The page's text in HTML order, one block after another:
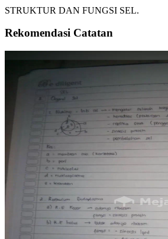
STRUKTUR DAN FUNGSI SEL.
Rekomendasi Catatan